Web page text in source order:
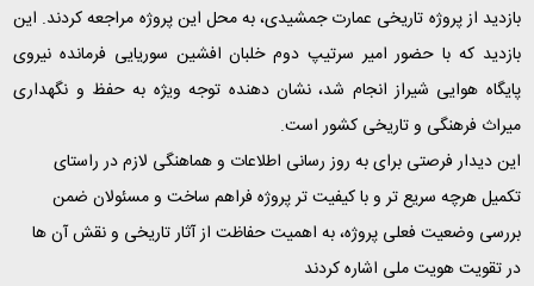
بازدید از پروژه تاریخی عمارت جمشیدی، به محل این پروژه مراجعه کردند. این
بازدید که با حضور امیر سرتیپ دوم خلبان افشین سوریایی فرمانده نیروی
پایگاه هوایی شیراز انجام شد، نشان دهنده توجه ویژه به حفظ و نگهداری
میراث فرهنگی و تاریخی کشور است.
تکمیل هرچه سریع تر و با کیفیت تر پروژه فراهم ساخت و مسئولان ضمن
بررسی وضعیت فعلی پروژه، به اهمیت حفاظت از آثار تاریخی و نقش آن ها
در تقویت هویت ملی اشاره کردند